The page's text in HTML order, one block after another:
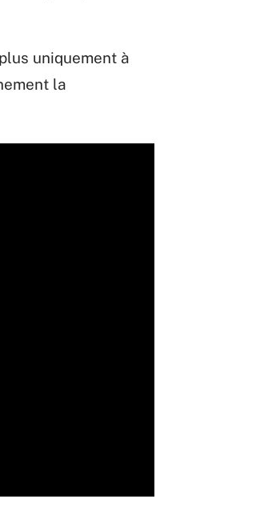
uniquement à
la